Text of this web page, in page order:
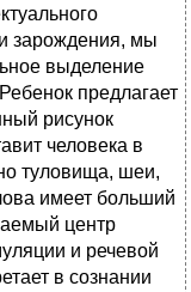
зарождения, мы
выделение
предлагает
рисунок
человека в
туловища, шеи,
имеет больший
центр
и речевой
в сознании